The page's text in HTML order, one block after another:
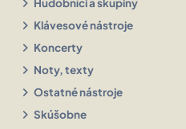
Hudobníci a skupiny
chevron_right Klávesové nástroje
chevron_right Koncerty
chevron_right Noty, texty
chevron_right Ostatné nástroje
chevron_right Skúšobne